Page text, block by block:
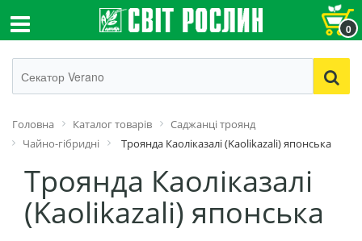
0
Головна Каталог товарів
Cаджанці троянд
Чайно-гібридні
Троянда Каоліказалі (Kaolikazali) японська
Троянда Каоліказалі
(Kaolikazali) японська